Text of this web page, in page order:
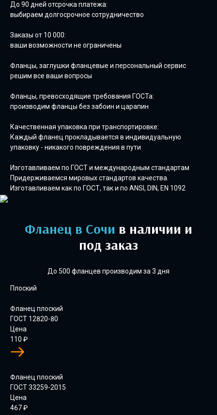
До 90 дней отсрочка платежа:
выбираем долгосрочное сотрудничество
Заказы от 10 000:
ваши возможности не ограничены
Фланцы, заглушки фланцевые и персональный сервис
решим все ваши вопросы
Фланцы, превосходящие требования ГОСТа:
производим фланцы без забоин и царапин
Качественная упаковка при транспортировке:
Каждый фланец прокладывается в индивидуальную
упаковку - никакого повреждения в пути
Изготавливаем по ГОСТ и международным стандартам
Придерживаемся мировых стандартов качества.
Изготавливаем как по ГОСТ, так и по ANSI, DIN, EN 1092
Фланец в Сочи в наличии и
под заказ
До 500 фланцев производим за 3 дня
Плоский
Фланец плоский
ГОСТ 12820-80
Цена
110 ₽
Фланец плоский
ГОСТ 33259-2015
Цена
467₽